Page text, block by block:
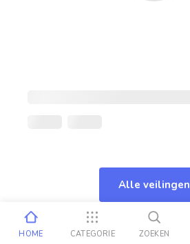
Alle veilingen
HOME CATEGORIE ZOEKEN